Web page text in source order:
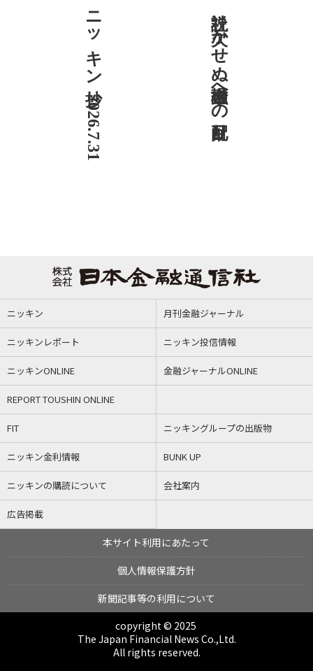
ニッキン抄 2026.7.31 社説 欠かせぬ金融市場への目配り
ニッキン 月刊金融ジャーナル
ニッキンレポート ニッキン投信情報
ニッキンONLINE 金融ジャーナルONLINE
REPORT TOUSHIN ONLINE
FIT ニッキングループの出版物
ニッキン金利情報 BUNK UP
ニッキンの購読について 会社案内
広告掲載
本サイト利用にあたって
個人情報保護方針
新聞記事等の利用について
copyright © 2025
The Japan Financial News Co.,Ltd.
All rights reserved.